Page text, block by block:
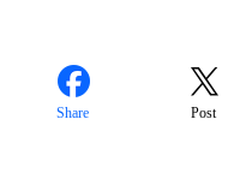
Share Post